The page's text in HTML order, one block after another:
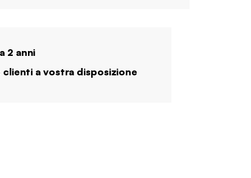
2 anni
clienti a vostra disposizione